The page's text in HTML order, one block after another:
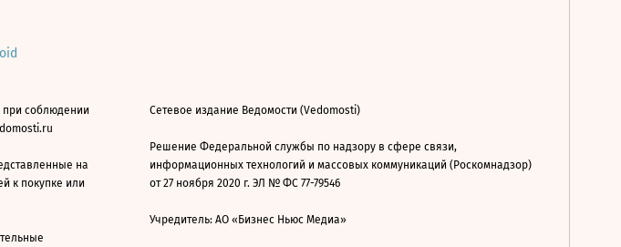
при соблюдении
на
к покупке или
Сетевое издание Ведомости (Vedomosti)
Решение Федеральной службы по надзору в сфере связи,
информационных технологий и массовых коммуникаций (Роскомнадзор)
от 27 ноября 2020 г. ЭЛ № ФС 77-79546
Учредитель: АО «Бизнес Ньюс Медиа»